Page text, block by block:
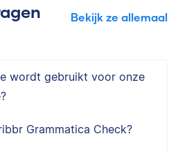
Bekijk ze allemaal
wordt gebruikt voor onze
Grammatica Check?